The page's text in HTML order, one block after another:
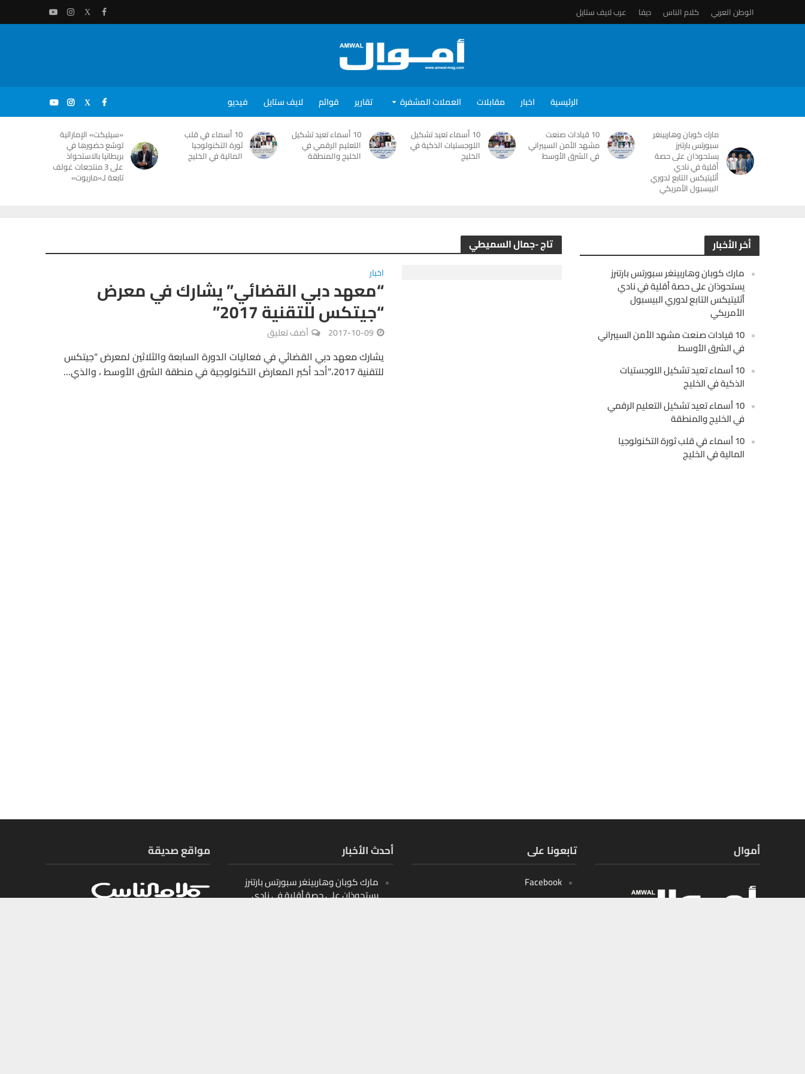
الوطن العربي كلام الناس ديفا عرب لايف ستايل
الرئيسية اخبار مقابلات العملات المشفرة تقارير قوائم لايف ستايل فيديو
مارك كوبان وهاربينغر
سبورتس بارتنرز
يستحوذان على حصة
أقلية في نادي
أثليتيكس التابع لدوري
البيسبول الأمريكي
10 قيادات صنعت
مشهد الأمن السيبراني
في الشرق الأوسط
10 أسماء تعيد تشكيل
اللوجستيات الذكية في
الخليج
10 أسماء تعيد تشكيل
التعليم الرقمي في
الخليج والمنطقة
10 أسماء في قلب
ثورة التكنولوجيا
المالية في الخليج
«سيليكت» الإماراتية
توسّع حضورها في
بريطانيا بالاستحواذ
على 3 منتجعات غولف
تابعة لـ«ماريوت»
تاج -جمال السميطي
اخبار
“معهد دبي القضائي” يشارك في معرض
“جيتكس للتقنية 2017”
2017-10-09 أضف تعليق
يشارك معهد دبي القضائي في فعاليات الدورة السابعة والثلاثين لمعرض “جيتكس
للتقنية 2017،”أحد أكبر المعارض التكنولوجية في منطقة الشرق الأوسط ، والذي...
أخر الأخبار
مارك كوبان وهاربينغر سبورتس بارتنرز
يستحوذان على حصة أقلية في نادي
أثليتيكس التابع لدوري البيسبول
الأمريكي
10 قيادات صنعت مشهد الأمن السيبراني
في الشرق الأوسط
10 أسماء تعيد تشكيل اللوجستيات
الذكية في الخليج
10 أسماء تعيد تشكيل التعليم الرقمي
في الخليج والمنطقة
10 أسماء في قلب ثورة التكنولوجيا
المالية في الخليج
مواقع صديقة أحدث الأخبار
مارك كوبان وهاربينغر سبورتس بارتنرز
يستحوذان على حصة أقلية في نادي
تابعونا على
Facebook
أموال